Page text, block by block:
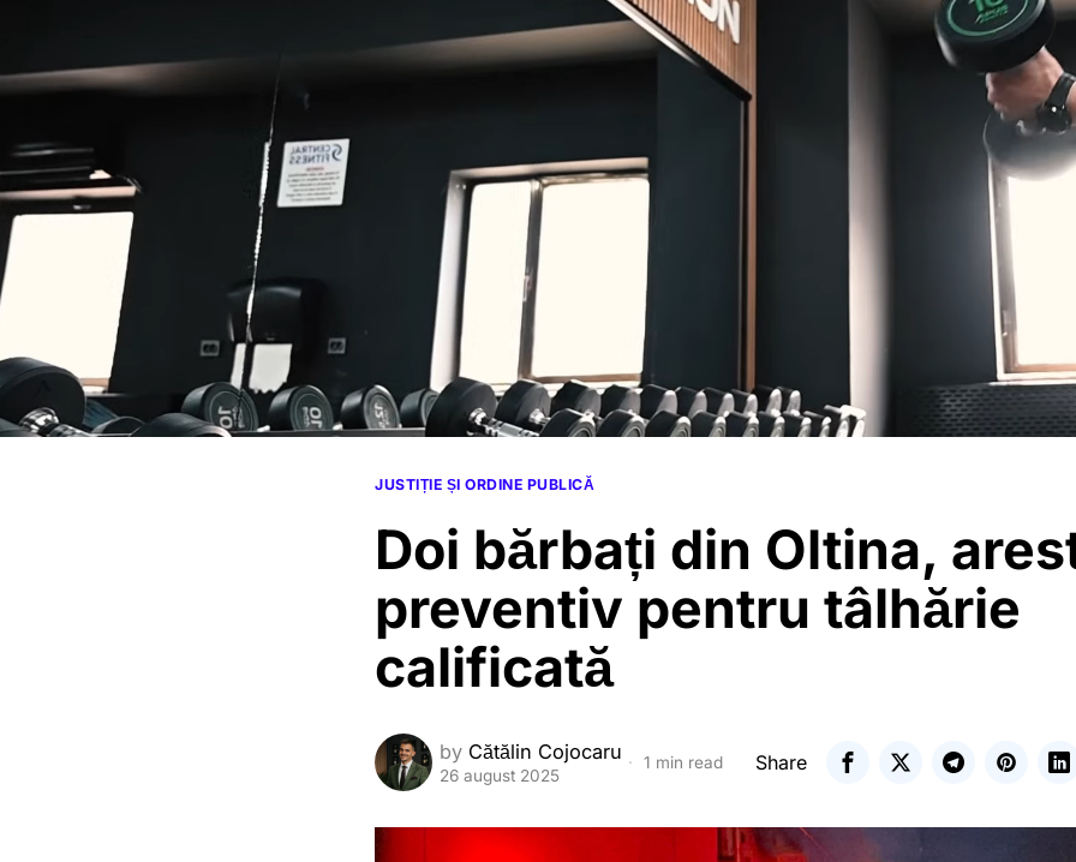
JUSTIȚIE ȘI ORDINE PUBLICĂ
Doi bărbați din Oltina,
preventiv pentru tâlhărie
calificată
by Cătălin Cojocaru
26 august 2025
1 min read Share